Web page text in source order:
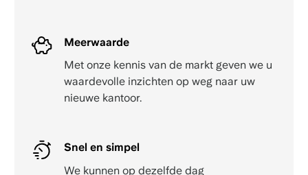
Meerwaarde
Met onze kennis van de markt geven we u
waardevolle inzichten op weg naar uw
nieuwe kantoor.
Snel en simpel
We kunnen op dezelfde dag